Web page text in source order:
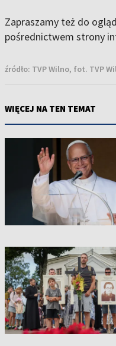
Zapraszamy też do
pośrednictwem strony
źródło: TVP Wilno, fot. TVP
WIĘCEJ NA TEN TEMAT